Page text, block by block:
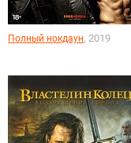
Полный нокдаун, 2019